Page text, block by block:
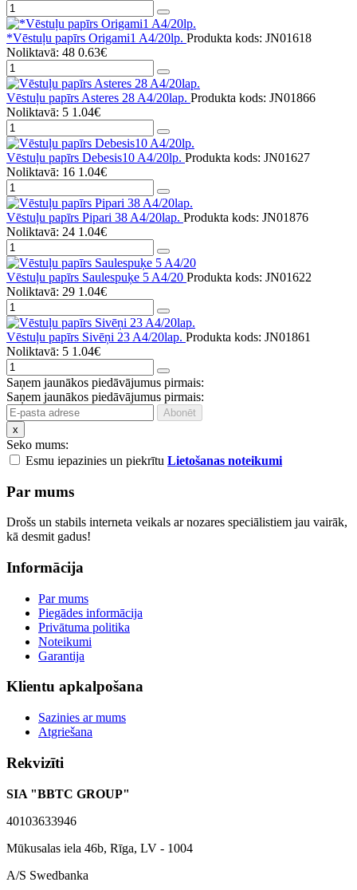
*Vēstuļu papīrs Origami1 A4/20lp. Produkta kods: JN01618
Noliktavā: 48 0.63€
Vēstuļu papīrs Asteres 28 A4/20lap. Produkta kods: JN01866
Noliktavā: 5 1.04€
Vēstuļu papīrs Debesis10 A4/20lp. Produkta kods: JN01627
Noliktavā: 16 1.04€
Vēstuļu papīrs Pipari 38 A4/20lap. Produkta kods: JN01876
Noliktavā: 24 1.04€
Vēstuļu papīrs Saulespuķe 5 A4/20 Produkta kods: JN01622
Noliktavā: 29 1.04€
Vēstuļu papīrs Sivēņi 23 A4/20lap. Produkta kods: JN01861
Noliktavā: 5 1.04€
Saņem jaunākos piedāvājumus pirmais:
Saņem jaunākos piedāvājumus pirmais:
x
Seko mums:
Esmu iepazinies un piekrītu Lietošanas noteikumi
Par mums
Drošs un stabils interneta veikals ar nozares speciālistiem jau vairāk,
kā desmit gadus!
Informācija
Par mums
Piegādes informācija
Privātuma politika
Noteikumi
Garantija
Klientu apkalpošana
Sazinies ar mums
Atgriešana
Rekvizīti
SIA "BBTC GROUP"
40103633946
Mūkusalas iela 46b, Rīga, LV - 1004
A/S Swedbanka